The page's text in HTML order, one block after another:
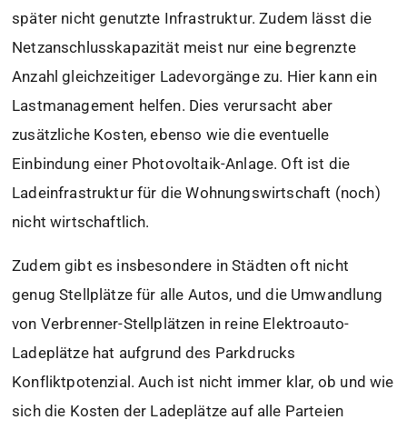
später nicht genutzte Infrastruktur. Zudem lässt die
Netzanschlusskapazität meist nur eine begrenzte
Anzahl gleichzeitiger Ladevorgänge zu. Hier kann ein
Lastmanagement helfen. Dies verursacht aber
zusätzliche Kosten, ebenso wie die eventuelle
Einbindung einer Photovoltaik-Anlage. Oft ist die
Ladeinfrastruktur für die Wohnungswirtschaft (noch)
nicht wirtschaftlich.
Zudem gibt es insbesondere in Städten oft nicht
genug Stellplätze für alle Autos, und die Umwandlung
von Verbrenner-Stellplätzen in reine Elektroauto-
Ladeplätze hat aufgrund des Parkdrucks
Konfliktpotenzial. Auch ist nicht immer klar, ob und wie
sich die Kosten der Ladeplätze auf alle Parteien